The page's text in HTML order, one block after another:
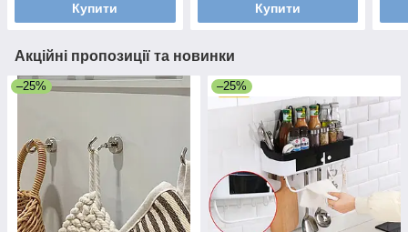
Купити Купити
Акційні пропозиції та новинки
–25% –25%